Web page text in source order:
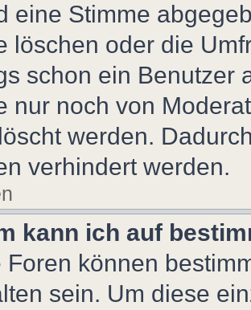
eine Stimme
löschen oder die
schon ein Benutzer
nur noch von
werden.
verhindert werden.
kann ich auf
Foren können
sein. Um diese